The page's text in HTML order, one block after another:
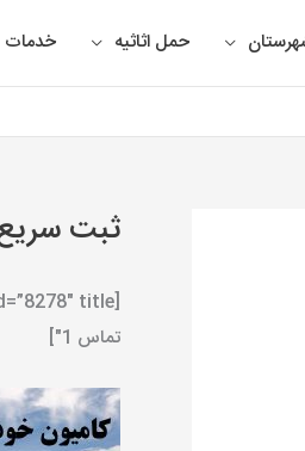
حمل اثاثیه خدمات
ثبت
تماس 1″]